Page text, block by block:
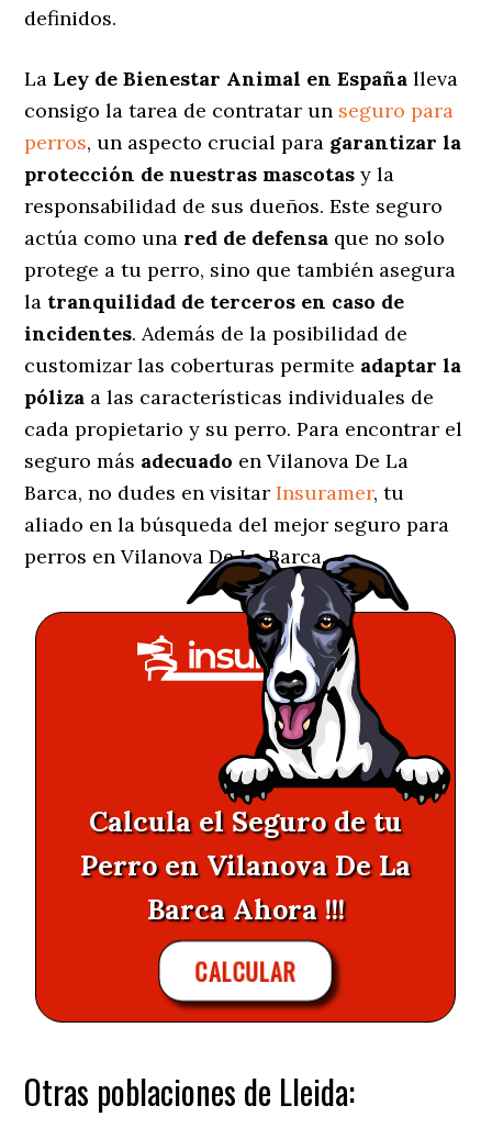
definidos.
La Ley de Bienestar Animal en España lleva
consigo la tarea de contratar un seguro para
perros, un aspecto crucial para garantizar la
protección de nuestras mascotas y la
responsabilidad de sus dueños. Este seguro
actúa como una red de defensa que no solo
protege a tu perro, sino que también asegura
la tranquilidad de terceros en caso de
incidentes. Además de la posibilidad de
customizar las coberturas permite adaptar la
póliza a las características individuales de
cada propietario y su perro. Para encontrar el
seguro más adecuado en Vilanova De La
Barca, no dudes en visitarInsuramer, tu
aliado en la búsqueda del mejor seguro para
perros en Vilanova De La Barca.
Calcula el Seguro de tu
Perro en Vilanova De La
Barca Ahora !!!
CALCULAR
Otras poblaciones de Lleida: